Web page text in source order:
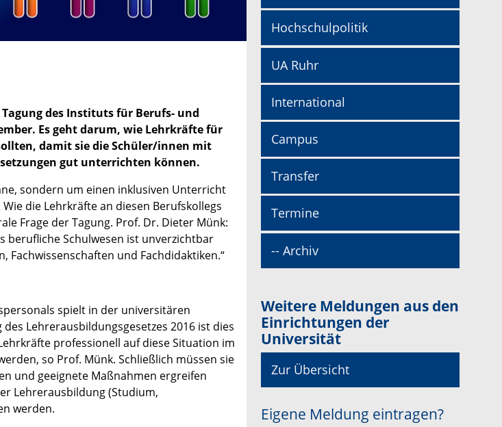
des Instituts für Berufs- und
Es geht darum, wie Lehrkräfte für
damit sie die Schüler/innen mit
gut unterrichten können.
sondern um einen inklusiven Unterricht
die Lehrkräfte an diesen Berufskollegs
Frage der Tagung. Prof. Dr. Dieter Münk:
Schulwesen ist unverzichtbar
und Fachdidaktiken.“
spielt in der universitären
Lehrerausbildungsgesetzes 2016 ist dies
professionell auf diese Situation im
so Prof. Münk. Schließlich müssen sie
und geeignete Maßnahmen ergreifen
Lehrerausbildung (Studium,
werden.
Hochschulpolitik
UA Ruhr
International
Campus
Transfer
Termine
-- Archiv
Weitere Meldungen aus den
Einrichtungen der
Universität
Zur Übersicht
Eigene Meldung eintragen?